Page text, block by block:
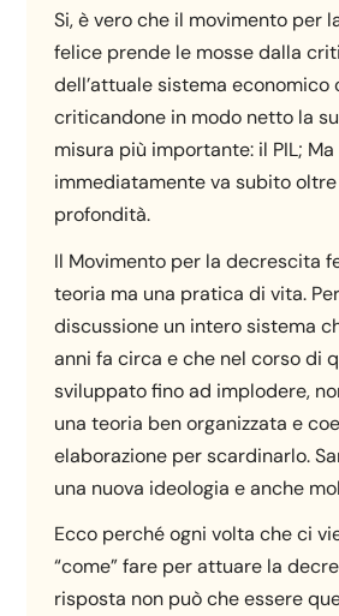
Si, è vero che il movimento per
felice prende le mosse dalla
dell’attuale sistema economico
criticandone in modo netto la
misura più importante: il PIL; Ma
immediatamente va subito
profondità.
Il Movimento per la decrescita
teoria ma una pratica di vita.
discussione un intero sistema
anni fa circa e che nel corso di
sviluppato fino ad implodere,
una teoria ben organizzata e
elaborazione per scardinarlo.
una nuova ideologia e anche
Ecco perché ogni volta che ci
“come” fare per attuare la
risposta non può che essere